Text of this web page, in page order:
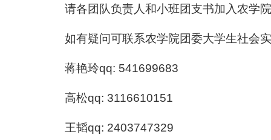
请各团队负责人和小班团支书加入农学
如有疑问可联系农学院团委大学生社会
蒋艳玲qq: 541699683
高松qq: 3116610151
王韬qq: 2403747329